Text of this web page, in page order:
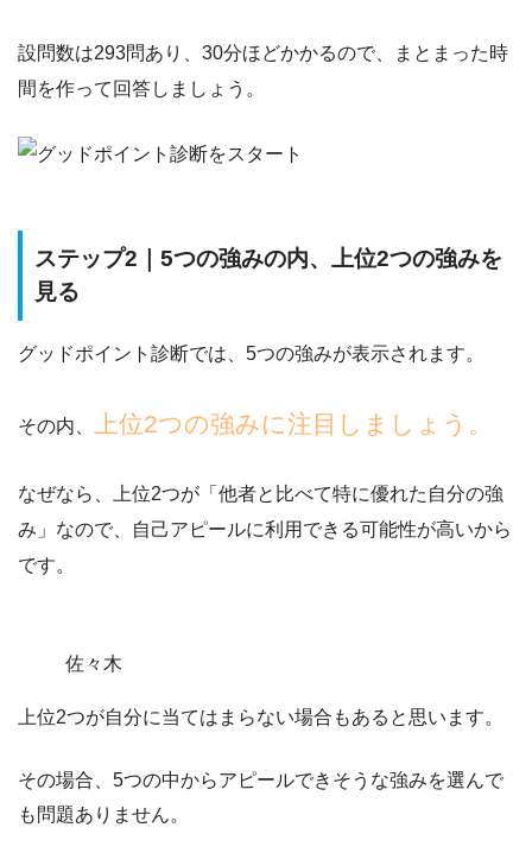
設問数は293問あり、30分ほどかかるので、まとまった時
間を作って回答しましょう。
ステップ2｜5つの強みの内、上位2つの強みを
見る
グッドポイント診断では、5つの強みが表示されます。
その内、 上位2つの強みに注目しましょう。
なぜなら、上位2つが 「他者と比べて特に優れた自分の強
み」なので、自己アピールに利用できる可能性が高いから
です。
佐々木
上位2つが自分に当てはまらない場合もあると思います。
その場合、5つの中からアピールできそうな強みを選んで
も問題ありません。